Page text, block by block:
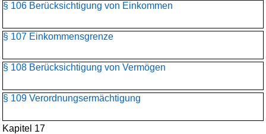
§ 106 Berücksichtigung von Einkommen
§ 107 Einkommensgrenze
§ 108 Berücksichtigung von Vermögen
§ 109 Verordnungsermächtigung
Kapitel 17